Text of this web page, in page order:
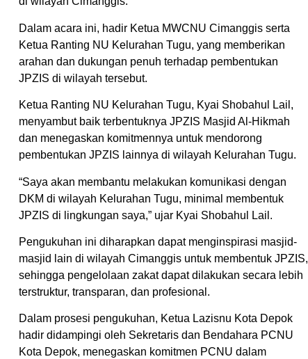
Dalam acara ini, hadir Ketua MWCNU Cimanggis serta
Ketua Ranting NU Kelurahan Tugu, yang memberikan
arahan dan dukungan penuh terhadap pembentukan
JPZIS di wilayah tersebut.
Ketua Ranting NU Kelurahan Tugu, Kyai Shobahul Lail,
menyambut baik terbentuknya JPZIS Masjid Al-Hikmah
dan menegaskan komitmennya untuk mendorong
pembentukan JPZIS lainnya di wilayah Kelurahan Tugu.
“Saya akan membantu melakukan komunikasi dengan
DKM di wilayah Kelurahan Tugu, minimal membentuk
JPZIS di lingkungan saya,” ujar Kyai Shobahul Lail.
Pengukuhan ini diharapkan dapat menginspirasi masjid-
masjid lain di wilayah Cimanggis untuk membentuk JPZIS,
sehingga pengelolaan zakat dapat dilakukan secara lebih
terstruktur, transparan, dan profesional.
Dalam prosesi pengukuhan, Ketua Lazisnu Kota Depok
hadir didampingi oleh Sekretaris dan Bendahara PCNU
Kota Depok, menegaskan komitmen PCNU dalam